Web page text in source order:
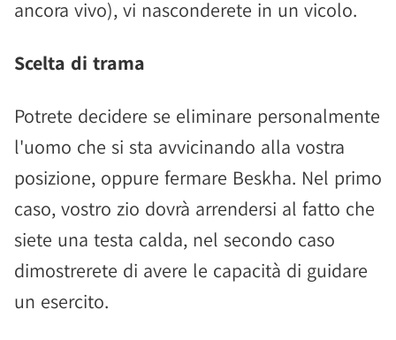
ancora vivo), vi nasconderete in un vicolo.
Scelta di trama
Potrete decidere se eliminare personalmente
l'uomo che si sta avvicinando alla vostra
posizione, oppure fermare Beskha. Nel primo
caso, vostro zio dovrà arrendersi al fatto che
siete una testa calda, nel secondo caso
dimostrerete di avere le capacità di guidare
un esercito.